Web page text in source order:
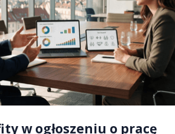
w ogłoszeniu o pracę